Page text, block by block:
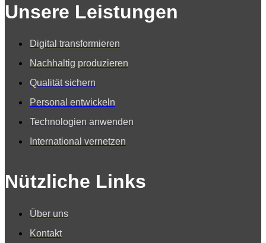
Unsere Leistungen
Digital transformieren
Nachhaltig produzieren
Qualität sichern
Personal entwickeln
Technologien anwenden
International vernetzen
Nützliche Links
Über uns
Kontakt